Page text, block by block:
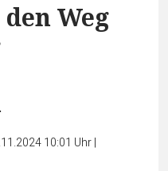
Weg
10:01 Uhr|